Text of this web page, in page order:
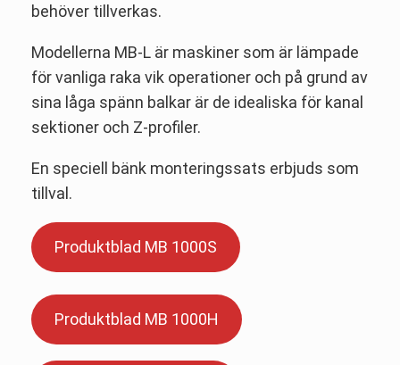
behöver tillverkas.
Modellerna MB-L är maskiner som är lämpade
för vanliga raka vik operationer och på grund av
sina låga spänn balkar är de idealiska för kanal
sektioner och Z-profiler.
En speciell bänk monteringssats erbjuds som
tillval.
Produktblad MB 1000S
Produktblad MB 1000H